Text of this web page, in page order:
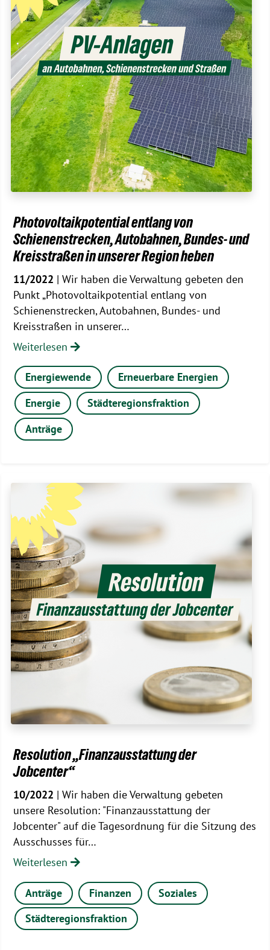
Photovoltaikpotential entlang von
Schienenstrecken, Autobahnen, Bundes- und
Kreisstraßen in unserer Region heben
11/2022 | Wir haben die Verwaltung gebeten den
Punkt „Photovoltaikpotential entlang von
Schienenstrecken, Autobahnen, Bundes- und
Kreisstraßen in unserer…
Weiterlesen
Energiewende
Erneuerbare Energien
Energie
Städteregionsfraktion
Anträge
Resolution „Finanzausstattung der
Jobcenter“
10/2022 | Wir haben die Verwaltung gebeten
unsere Resolution: "Finanzausstattung der
Jobcenter" auf die Tagesordnung für die Sitzung des
Ausschusses für…
Weiterlesen
Anträge Finanzen
Soziales
Städteregionsfraktion